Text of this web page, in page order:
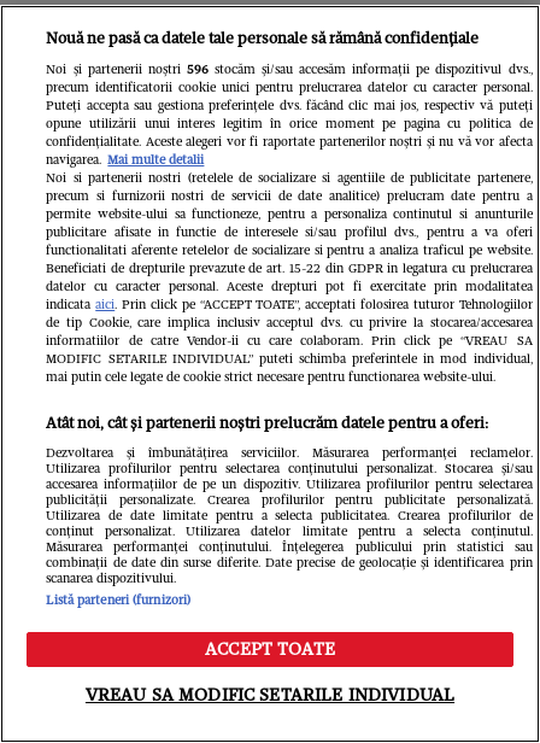
Ce să nu arunci SUB NICI O FORMA
din casă astăzi, de Schimbarea la Față
. Se spune ca ....
Libertatea.ro
Site-ul Casei de Pensii îi întâmpină
pe români cu „Paște fericit”, deși
suntem în august. Ce spune
instituția
Meniu Caută
Nouă ne pasă ca datele tale personale să rămână confidențiale
Noi și partenerii noștri 596stocăm și/sau accesăm informații pe dispozitivul dvs.,
precum identificatorii cookie unici pentru prelucrarea datelor cu caracter personal.
Puteți accepta sau gestiona preferințele dvs. făcând clic mai jos, respectiv vă puteți
opune utilizării unui interes legitim în orice moment pe pagina cu politica de
confidențialitate. Aceste alegeri vor fi raportate partenerilor noștri și nu vă vor afecta
navigarea. Mai multe detalii
Noi si partenerii nostri (retelele de socializare si agentiile de publicitate partenere,
precum si furnizorii nostri de servicii de date analitice) prelucram date pentru a
permite website-ului sa functioneze, pentru a personaliza continutul si anunturile
publicitare afisate in functie de interesele si/sau profilul dvs., pentru a va oferi
functionalitati aferente retelelor de socializare si pentru a analiza traficul pe website.
Beneficiati de drepturile prevazute de art. 15-22 din GDPR in legatura cu prelucrarea
datelor cu caracter personal. Aceste drepturi pot fi exercitate prin modalitatea
indicataaici. Prin click pe “ACCEPT TOATE”, acceptati folosirea tuturor Tehnologiilor
de tip Cookie, care implica inclusiv acceptul dvs. cu privire la stocarea/accesarea
informatiilor de catre Vendor-ii cu care colaboram. Prin click pe “VREAU SA
MODIFIC SETARILE INDIVIDUAL” puteti schimba preferintele in mod individual,
mai putin cele legate de cookie strict necesare pentru functionarea website-ului.
Atât noi, cât și partenerii noștri prelucrăm datele pentru a oferi:
Dezvoltarea și îmbunătățirea serviciilor. Măsurarea performanței reclamelor.
Utilizarea profilurilor pentru selectarea conținutului personalizat. Stocarea și/sau
accesarea informațiilor de pe un dispozitiv. Utilizarea profilurilor pentru selectarea
publicității personalizate. Crearea profilurilor pentru publicitate personalizată.
Utilizarea de date limitate pentru a selecta publicitatea. Crearea profilurilor de
conținut personalizat. Utilizarea datelor limitate pentru a selecta conținutul.
Măsurarea performanței conținutului. Înțelegerea publicului prin statistici sau
combinații de date din surse diferite. Date precise de geolocație și identificarea prin
scanarea dispozitivului.
Listă parteneri (furnizori)
ACCEPT TOATE
VREAU SA MODIFIC SETARILE INDIVIDUAL